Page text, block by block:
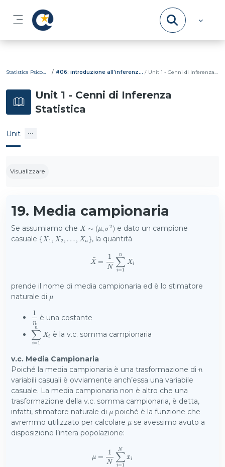
Pannello laterale
Statistica Psicometrica #06: introduzione all'inferenza statistica Unit 1 - Cenni di Inferenza Statistica
Unit 1 - Cenni di Inferenza
Statistica
Unit
Visualizzare
19. Media campionaria
Se assumiamo che X ∼ (μ, σ2)
X∼( μ,σ2)
e dato un campione
casuale {X 1 , X2 , …, Xn }
{X1, X2,… X n} , la quantità
X
¯ =
1
N ∑
i=1
n
Xi
X¯=1 N∑ i= 1nXi
prende il nome di media campionaria ed è lo stimatore
naturale di μ
μ.
1
n
1n è una costante
∑
i=1
n
Xi
∑i =1nX iè la v.c. somma campionaria
v.c. Media Campionaria
Poiché la media campionaria è una trasformazione di n
n
variabili casuali è ovviamente anch’essa una variabile
casuale. La media campionaria non è altro che una
trasformazione della v.c. somma campionaria, è detta,
infatti, stimatore naturale di μ
μ poiché è la funzione che
avremmo utilizzato per calcolare μ
μ se avessimo avuto a
disposizione l’intera popolazione:
μ =
1
N ∑
i=1
N
xi
μ =1 N∑ =1 Nxi